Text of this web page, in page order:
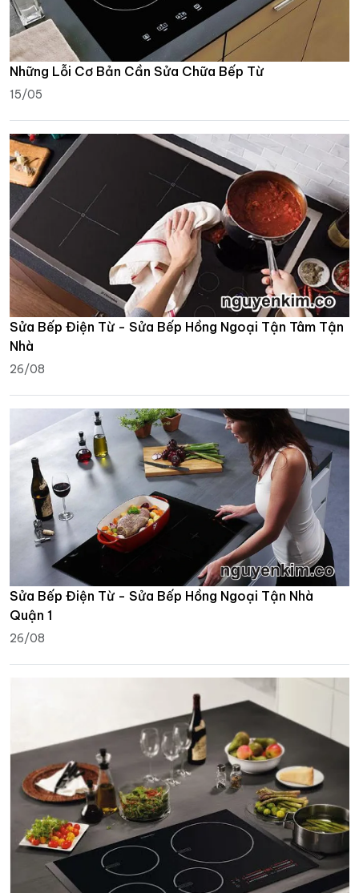
Những Lỗi Cơ Bản Cần Sửa Chữa Bếp Từ
15/05
Sửa Bếp Điện Từ - Sửa Bếp Hồng Ngoại Tận Tâm Tận
Nhà
26/08
Sửa Bếp Điện Từ - Sửa Bếp Hồng Ngoại Tận Nhà
Quận 1
26/08